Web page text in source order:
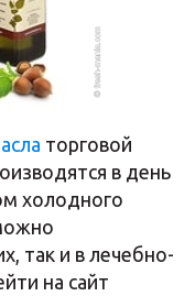
торговой
в день
холодного
так и в лечебно-
на сайт